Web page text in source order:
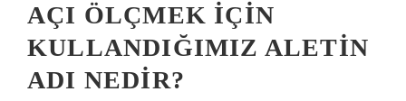
AÇI ÖLÇMEK IÇIN
KULLANDIĞIMIZ ALETIN
ADI NEDIR?